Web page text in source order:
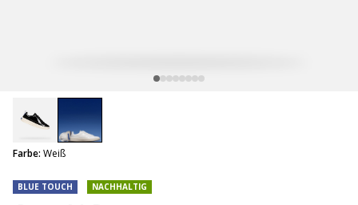
BLUE TOUCH NACHHALTIG
Farbe: Weiß